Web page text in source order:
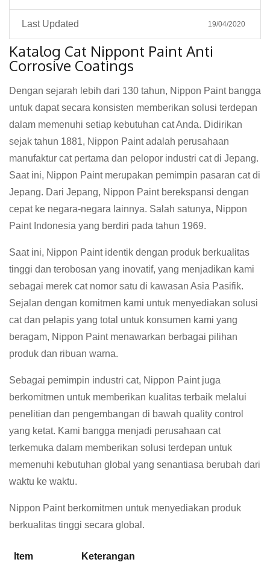
Last Updated 19/04/2020
Katalog Cat Nippont Paint Anti
Corrosive Coatings
Dengan sejarah lebih dari 130 tahun, Nippon Paint bangga
untuk dapat secara konsisten memberikan solusi terdepan
dalam memenuhi setiap kebutuhan cat Anda. Didirikan
sejak tahun 1881, Nippon Paint adalah perusahaan
manufaktur cat pertama dan pelopor industri cat di Jepang.
Saat ini, Nippon Paint merupakan pemimpin pasaran cat di
Jepang. Dari Jepang, Nippon Paint berekspansi dengan
cepat ke negara-negara lainnya. Salah satunya, Nippon
Paint Indonesia yang berdiri pada tahun 1969.
Saat ini, Nippon Paint identik dengan produk berkualitas
tinggi dan terobosan yang inovatif, yang menjadikan kami
sebagai merek cat nomor satu di kawasan Asia Pasifik.
Sejalan dengan komitmen kami untuk menyediakan solusi
cat dan pelapis yang total untuk konsumen kami yang
beragam, Nippon Paint menawarkan berbagai pilihan
produk dan ribuan warna.
Sebagai pemimpin industri cat, Nippon Paint juga
berkomitmen untuk memberikan kualitas terbaik melalui
penelitian dan pengembangan di bawah quality control
yang ketat. Kami bangga menjadi perusahaan cat
terkemuka dalam memberikan solusi terdepan untuk
memenuhi kebutuhan global yang senantiasa berubah dari
waktu ke waktu.
Nippon Paint berkomitmen untuk menyediakan produk
berkualitas tinggi secara global.
Item Keterangan